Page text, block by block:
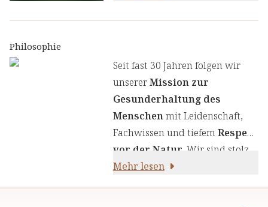
unserer Inhaltsstoffe, um Ihnen
sorgfältig zusammengestellte
Produkte zu liefern. Wir nutzen
die Kraft von Kräutern,
Pflanzenstoffen und anderen
natürlichen Inhaltsstoffen - für
Ihre Gesundheit und Ihr
Philosophie
Seit fast 30 Jahren folgen wir
unsererMission zur
Gesunderhaltung des
Menschenmit Leidenschaft,
Fachwissen und tiefemRespekt
vor der Natur . Wir sind stolz
darauf,naturreine Produkte
Mehr lesen